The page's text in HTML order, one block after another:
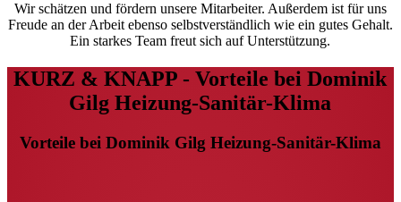
Wir schätzen und fördern unsere Mitarbeiter. Außerdem ist für uns
Freude an der Arbeit ebenso selbstverständlich wie ein gutes Gehalt.
Ein starkes Team freut sich auf Unterstützung.
KURZ & KNAPP - Vorteile bei Dominik
Gilg Heizung-Sanitär-Klima
Vorteile bei Dominik Gilg Heizung-Sanitär-Klima